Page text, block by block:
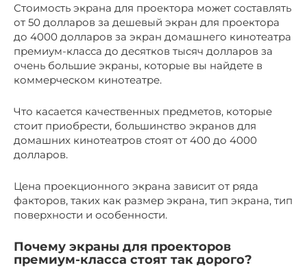
Стоимость экрана для проектора может составлять
от 50 долларов за дешевый экран для проектора
до 4000 долларов за экран домашнего кинотеатра
премиум-класса до десятков тысяч долларов за
очень большие экраны, которые вы найдете в
коммерческом кинотеатре.
Что касается качественных предметов, которые
стоит приобрести, большинство экранов для
домашних кинотеатров стоят от 400 до 4000
долларов.
Цена проекционного экрана зависит от ряда
факторов, таких как размер экрана, тип экрана, тип
поверхности и особенности.
Почему экраны для проекторов
премиум-класса стоят так дорого?